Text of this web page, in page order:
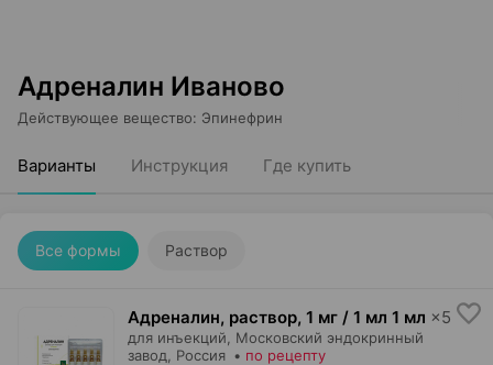
Адреналин Иваново
Действующее вещество: Эпинефрин
Варианты Инструкция Где купить
Все формы Раствор
Адреналин, раствор, 1 мг / 1 мл 1 мл ×5
для инъекций,
Московский эндокринный
завод , Россия • по рецепту